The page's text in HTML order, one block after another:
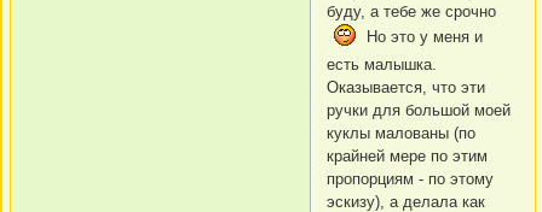
буду, а тебе же срочно
Но это у меня и
есть малышка.
Оказывается, что эти
ручки для большой моей
куклы малованы (по
крайней мере по этим
пропорциям - по этому
эскизу), а делала как